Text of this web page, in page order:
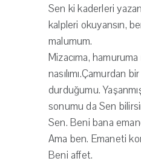
Sen ki kaderleri
kalpleri okuyansın,
malumum.
Mizacıma,
nasılımı.Çamurdan
durduğumu.
sonumu da Sen
Sen. Beni bana
Ama ben. Emaneti
Beni affet.